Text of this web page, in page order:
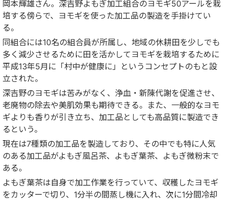
岡本輝雄さん。深吉野よもぎ加工組合のヨモギ50アールを栽
培する傍らで、ヨモギを使った加工品の製造を手掛けてい
る。
同組合には10名の組合員が所属し、地域の休耕田を少しでも
多く減少させるために田を活かしてヨモギを栽培するために
平成13年5月に「村中が健康に」というコンセプトのもと設
立された。
深吉野のヨモギは苦みがなく、浄血・新陳代謝を促進させ、
老廃物の除去や美肌効果も期待できる。また、一般的なヨモ
ギよりも香りが引き立ち、加工品としても高品質に製造でき
るという。
現在は7種類の加工品を製造しており、その中でも特に人気
のある加工品がよもぎ風呂茶、よもぎ葉茶、よもぎ微粉末で
ある。
よもぎ葉茶は自身で加工作業を行っていて、収穫したヨモギ
をカッターで切り、1分半の間蒸し機に入れ、次に1分間冷却